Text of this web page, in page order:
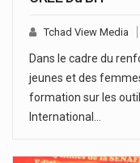
Tchad View Media
Dans le cadre du
jeunes et des
formation sur les
International…